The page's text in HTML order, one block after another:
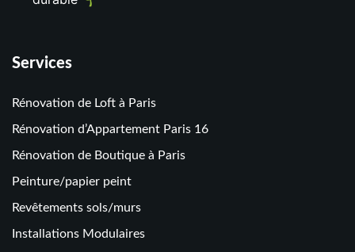
Services
Rénovation de Loft à Paris
Rénovation d’Appartement Paris 16
Rénovation de Boutique à Paris
Peinture/papier peint
Revêtements sols/murs
Installations Modulaires